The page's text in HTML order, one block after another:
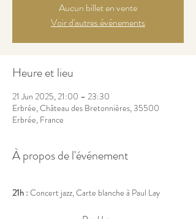
Aucun billet en vente
Voir d'autres événements
Heure et lieu
21 Jun 2025, 21:00 – 23:30
Erbrée, Château des Bretonnières, 35500
Erbrée, France
À propos de l'événement
21h : Concert jazz, Carte blanche à Paul Lay